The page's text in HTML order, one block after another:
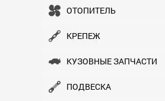
ОТОПИТЕЛЬ
КРЕПЕЖ
КУЗОВНЫЕ ЗАПЧАСТИ
ПОДВЕСКА